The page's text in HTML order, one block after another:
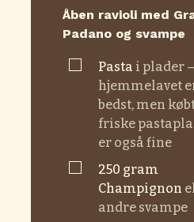
Åben ravioli med
Padano og svampe
▢ pasta i plader –
hjemmelavet
bedst, men
friske
er også fine
▢250 gram
champignon
andre svampe